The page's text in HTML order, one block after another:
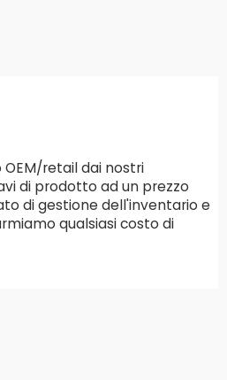
retail dai nostri
di prodotto ad un prezzo
di gestione dell'inventario e
qualsiasi costo di